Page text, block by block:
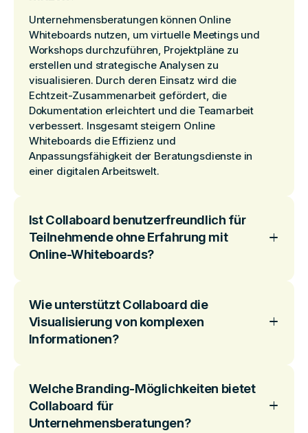
Unternehmensberatungen können Online
Whiteboards nutzen, um virtuelle Meetings und
Workshops durchzuführen, Projektpläne zu
erstellen und strategische Analysen zu
visualisieren. Durch deren Einsatz wird die
Echtzeit-Zusammenarbeit gefördert, die
Dokumentation erleichtert und die Teamarbeit
verbessert. Insgesamt steigern Online
Whiteboards die Effizienz und
Anpassungsfähigkeit der Beratungsdienste in
einer digitalen Arbeitswelt.
Ist Collaboard benutzerfreundlich für
Teilnehmende ohne Erfahrung mit
Online-Whiteboards?
Wie unterstützt Collaboard die
Visualisierung von komplexen
Informationen?
Welche Branding-Möglichkeiten bietet
Collaboard für
Unternehmensberatungen?